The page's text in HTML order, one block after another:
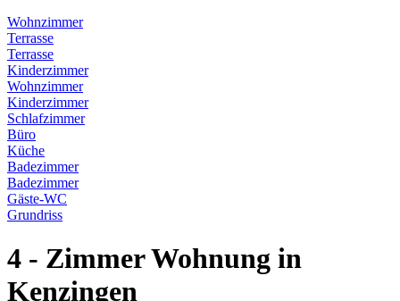
Wohnzimmer
Terrasse
Terrasse
Kinderzimmer
Wohnzimmer
Kinderzimmer
Schlafzimmer
Büro
Küche
Badezimmer
Badezimmer
Gäste-WC
Grundriss
4 - Zimmer Wohnung in
Kenzingen